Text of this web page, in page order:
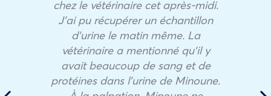
chez le vétérinaire cet après-midi.
J’ai pu récupérer un échantillon
d’urine le matin même. La
vétérinaire a mentionné qu’il y
avait beaucoup de sang et de
protéines dans l’urine de Minoune.